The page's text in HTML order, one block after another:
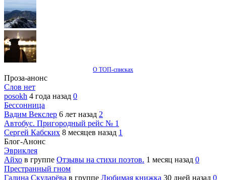
О ТОП-списках
Проза-анонс
Слов нет
posokh 4 года назад 0
Бессонница
Вадим Векслер 6 лет назад 2
Автобус. Пригородный рейс № 1
Сергей Кабских 8 месяцев назад 1
Блог-Анонс
Эвриклея
Айхо в группе Отзывы на стихи поэтов. 1 месяц назад 0
Престранный гном
Галина Скударёва в группе Любимая книжка 30 дней назад 0